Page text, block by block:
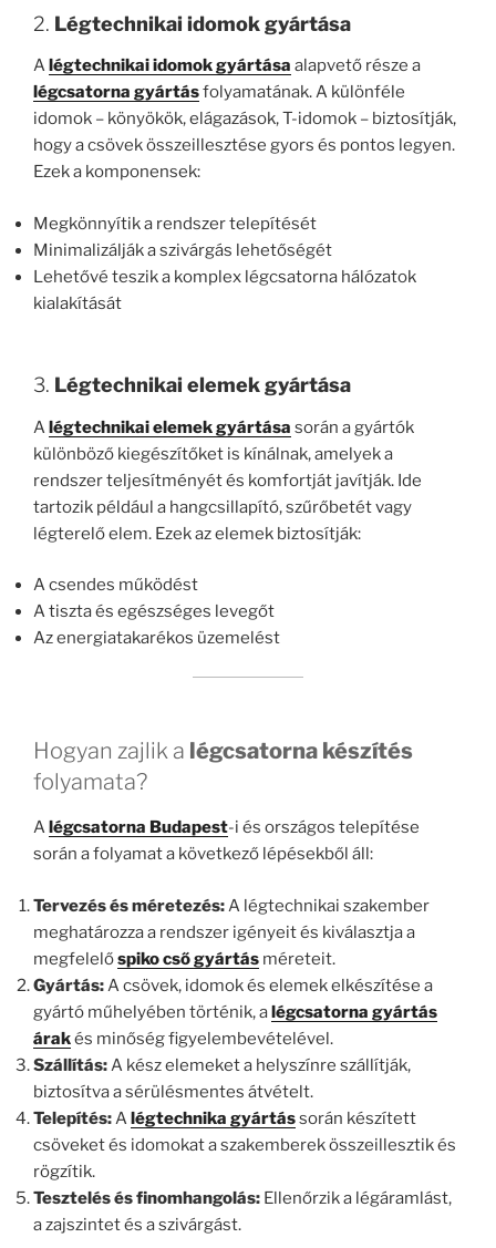
2. Légtechnikai idomok gyártása
Alégtechnikai idomok gyártása alapvető része a
légcsatorna gyártásfolyamatának. A különféle
idomok – könyökök, elágazások, T-idomok – biztosítják,
hogy a csövek összeillesztése gyors és pontos legyen.
Ezek a komponensek:
Megkönnyítik a rendszer telepítését
Minimalizálják a szivárgás lehetőségét
Lehetővé teszik a komplex légcsatorna hálózatok
kialakítását
3. Légtechnikai elemek gyártása
Alégtechnikai elemek gyártása során a gyártók
különböző kiegészítőket is kínálnak, amelyek a
rendszer teljesítményét és komfortját javítják. Ide
tartozik például a hangcsillapító, szűrőbetét vagy
légterelő elem. Ezek az elemek biztosítják:
A csendes működést
A tiszta és egészséges levegőt
Az energiatakarékos üzemelést
Hogyan zajlik a légcsatorna készítés
folyamata?
Alégcsatorna Budapest-i és országos telepítése
során a folyamat a következő lépésekből áll:
Tervezés és méretezés:A légtechnikai szakember
meghatározza a rendszer igényeit és kiválasztja a
megfelelőspiko cső gyártás méreteit.
Gyártás:A csövek, idomok és elemek elkészítése a
gyártó műhelyében történik, alégcsatorna gyártás
árakés minőség figyelembevételével.
Szállítás:A kész elemeket a helyszínre szállítják,
biztosítva a sérülésmentes átvételt.
Telepítés:Alégtechnika gyártássorán készített
csöveket és idomokat a szakemberek összeillesztik és
rögzítik.
Tesztelés és finomhangolás: Ellenőrzik a légáramlást,
a zajszintet és a szivárgást.